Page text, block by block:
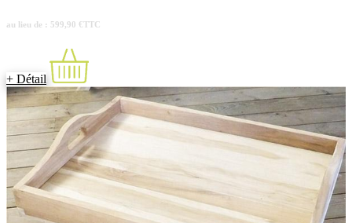
au lieu de : 599,90 €TTC
+ Détail